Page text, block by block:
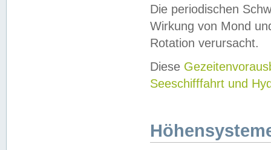
Die periodischen
Wirkung von Mond
Rotation verursacht.
Diese
Seeschifffahrt und